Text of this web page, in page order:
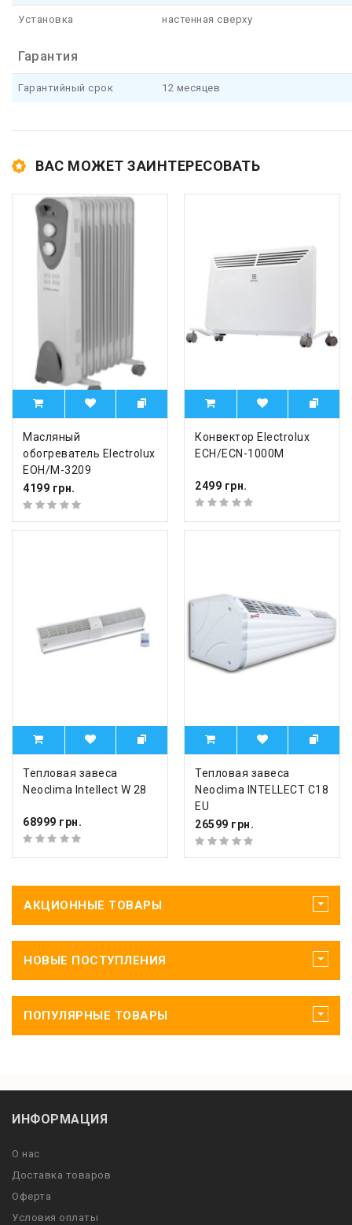
Установка настенная сверху
Гарантия
Гарантийный срок 12 месяцев
ВАС МОЖЕТ ЗАИНТЕРЕСОВАТЬ
Масляный
обогреватель Electrolux
EOH/M-3209
4199 грн.
Конвектор Electrolux
ECH/ECN-1000M
2499 грн.
Тепловая завеса
Neoclima Intellect W 28
68999 грн.
Тепловая завеса
Neoclima INTELLECT C18
EU
26599 грн.
АКЦИОННЫЕ ТОВАРЫ
НОВЫЕ ПОСТУПЛЕНИЯ
ПОПУЛЯРНЫЕ ТОВАРЫ
ИНФОРМАЦИЯ
О нас
Доставка товаров
Оферта
Условия оплаты